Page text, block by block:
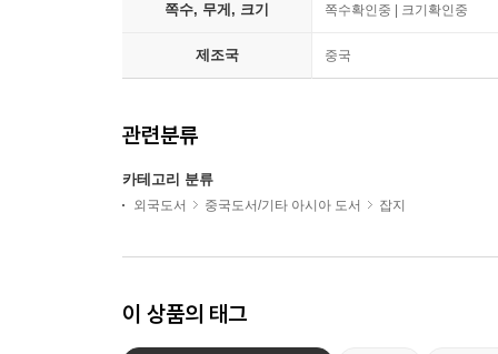
쪽수, 무게, 크기 쪽수확인중 | 크기확인중
제조국 중국
관련분류
카테고리 분류
외국도서 중국도서/기타 아시아 도서 잡지
이 상품의 태그